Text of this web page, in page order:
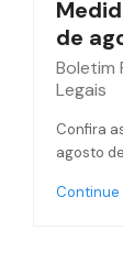
de
Boletim
Legais
Confira
agosto
Continue